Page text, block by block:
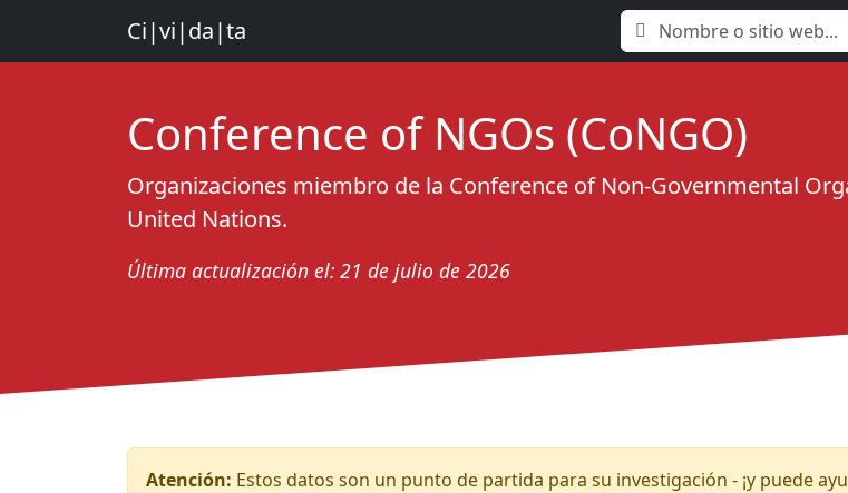
Ci|vi|da|ta
Conference of NGOs (CoNGO)
Organizaciones miembro de la Conference of Non-Governmental
United Nations.
Última actualización el: 21 de julio de 2026
Atención: Estos datos son un punto de partida para su investigación - ¡y puede